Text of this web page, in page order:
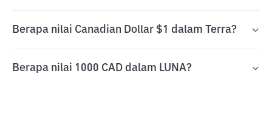
Berapa nilai Canadian Dollar $1 dalam Terra?
Berapa nilai 1000 CAD dalam LUNA?